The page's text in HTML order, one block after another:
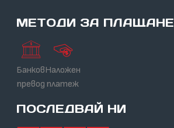
МЕТОДИ ЗА ПЛАЩАНЕ
Банков
превод
Наложен
платеж
ПОСЛЕДВАЙ НИ